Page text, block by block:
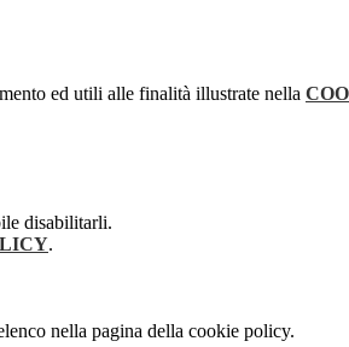
ed utili alle finalità illustrate nella
disabilitarli.
.
nella pagina della cookie policy.